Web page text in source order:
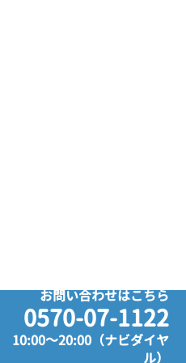
お問い合わせはこちら
0570-07-1122
10:00～20:00（ナビダイヤ
ル）